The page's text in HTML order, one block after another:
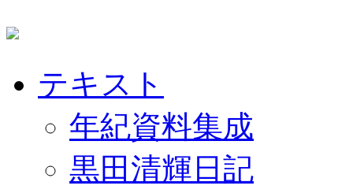
テキスト
年紀資料集成
黒田清輝日記